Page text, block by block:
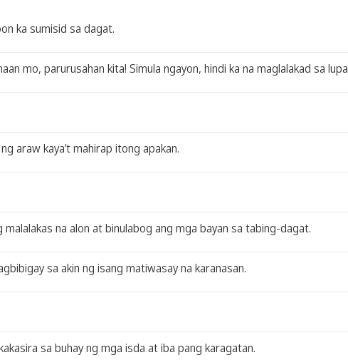
ka sumisid sa dagat.
mo, parurusahan kita! Simula ngayon, hindi ka na maglalakad sa lupa
araw kaya’t mahirap itong apakan.
na alon at binulabog ang mga bayan sa tabing-dagat.
sa akin ng isang matiwasay na karanasan.
sa buhay ng mga isda at iba pang karagatan.